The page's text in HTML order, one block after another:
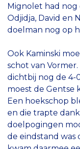
Mignolet had nog
Odjidja, David en
doelman nog op
Ook Kaminski
schot van
dichtbij nog de 4-
moest de Gentse
Een hoekschop
en die trapte
doelpogingen
de eindstand was